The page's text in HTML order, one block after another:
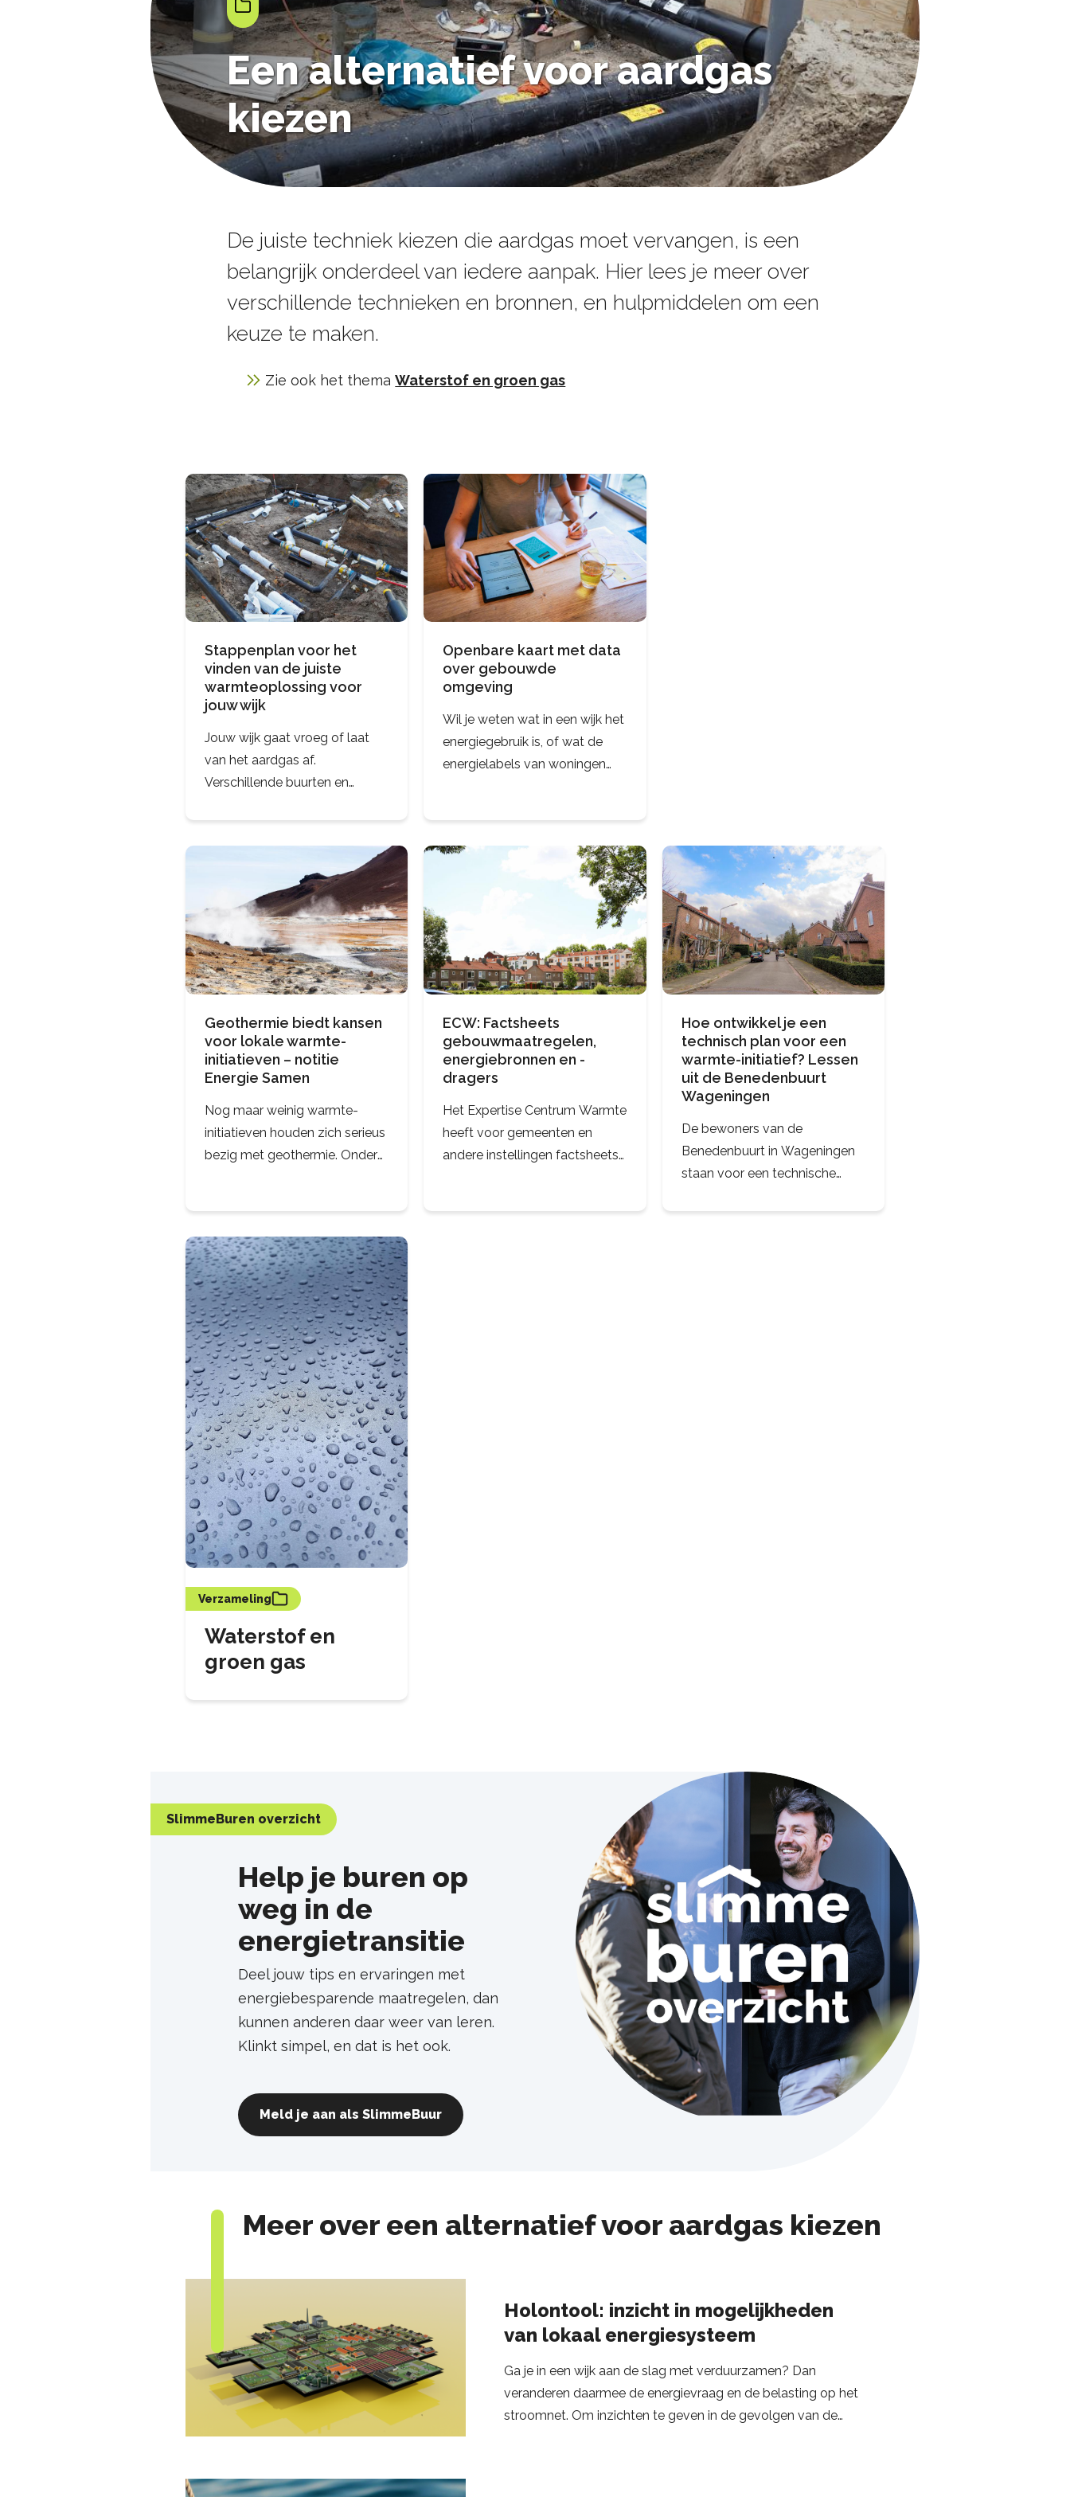
Een alternatief voor aardgas
kiezen
De juiste techniek kiezen die aardgas moet vervangen, is een
belangrijk onderdeel van iedere aanpak. Hier lees je meer over
verschillende technieken en bronnen, en hulpmiddelen om een
keuze te maken.
Zie ook het themaWaterstof en groen gas
Stappenplan voor het
vinden van de juiste
warmteoplossing voor
jouw wijk
Jouw wijk gaat vroeg of laat
van het aardgas af.
Verschillende buurten en
15 technische concepten.
Benieuwd wat technisch
gezien de beste
Openbare kaart met data
over gebouwde
omgeving
Wil je weten wat in een wijk het
energiegebruik is, of wat de
energielabels van woningen
Energietransitie Gebouwde
Geothermie biedt kansen
voor lokale warmte-
initiatieven – notitie
Energie Samen
Nog maar weinig warmte-
initiatieven houden zich serieus
bezig met geothermie. Onder
– en de grote investeringen die
ECW: Factsheets
gebouwmaatregelen,
energiebronnen en -
dragers
Het Expertise Centrum Warmte
heeft voor gemeenten en
andere instellingen factsheets
Hoe ontwikkel je een
technisch plan voor een
warmte-initiatief? Lessen
uit de Benedenbuurt
Wageningen
De bewoners van de
Benedenbuurt in Wageningen
staan voor een technische
Verzameling
Waterstof en
groen gas
SlimmeBuren overzicht
Help je buren op
weg in de
energietransitie
Deel jouw tips en ervaringen met
energiebesparende maatregelen, dan
kunnen anderen daar weer van leren.
Klinkt simpel, en dat is het ook.
Meld je aan als SlimmeBuur
Meer over een alternatief voor aardgas kiezen
Holontool: inzicht in mogelijkheden
van lokaal energiesysteem
Ga je in een wijk aan de slag met verduurzamen? Dan
veranderen daarmee de energievraag en de belasting op het
stroomnet. Om inzichten te geven in de gevolgen van de